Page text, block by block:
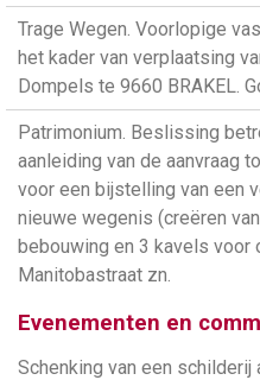
Trage Wegen. Voorlopige
het kader van verplaatsing
Dompels te 9660 BRAKEL.
Patrimonium. Beslissing
aanleiding van de aanvraag
voor een bijstelling van een
nieuwe wegenis (creëren
bebouwing en 3 kavels voor
Manitobastraat zn.
Evenementen en
Schenking van een schilderij